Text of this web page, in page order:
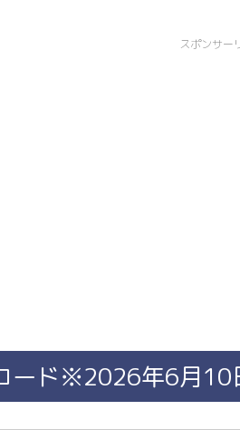
スポンサー
ード※2026年6月10